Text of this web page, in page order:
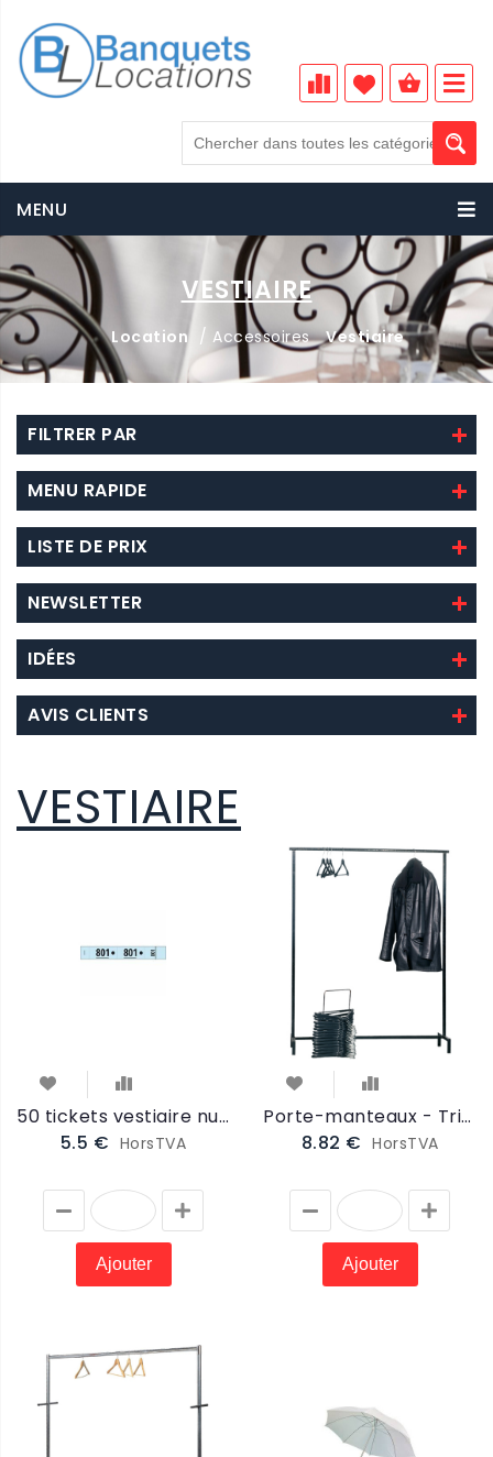
MENU
VESTIAIRE
Location / Accessoires Vestiaire
FILTRER PAR
MENU RAPIDE
LISTE DE PRIX
NEWSLETTER
IDÉES
AVIS CLIENTS
VESTIAIRE
50 tickets vestiaire numérotés 3 volets (TICKET)
5.5 € HorsTVA
Ajouter
Porte-manteaux - Tringle 120cm (PORTE)
8.82 € HorsTVA
Ajouter